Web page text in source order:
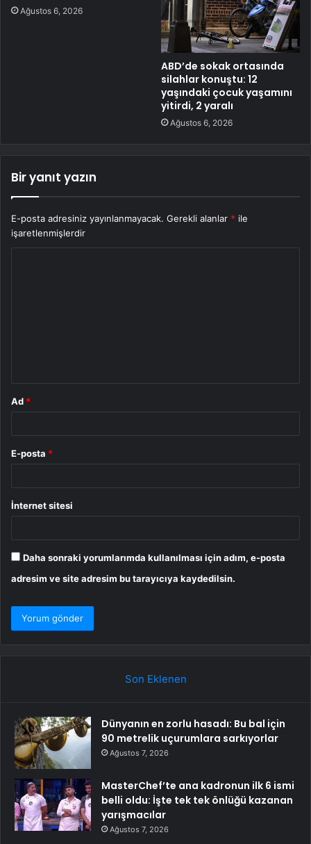
Ağustos 6, 2026
ABD’de sokak ortasında
silahlar konuştu: 12
yaşındaki çocuk yaşamını
yitirdi, 2 yaralı
Ağustos 6, 2026
Bir yanıt yazın
E-posta adresiniz yayınlanmayacak. Gerekli alanlar * ile
işaretlenmişlerdir
Ad *
E-posta *
İnternet sitesi
Daha sonraki yorumlarımda kullanılması için adım, e-posta
adresim ve site adresim bu tarayıcıya kaydedilsin.
Son Eklenen
Dünyanın en zorlu hasadı: Bu bal için
90 metrelik uçurumlara sarkıyorlar
Ağustos 7, 2026
MasterChef’te ana kadronun ilk 6 ismi
belli oldu: İşte tek tek önlüğü kazanan
yarışmacılar
Ağustos 7, 2026